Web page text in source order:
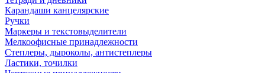
Карандаши канцелярские
Ручки
Маркеры и текстовыделители
Мелкоофисные принадлежности
Степлеры, дыроколы, антистеплеры
Ластики, точилки